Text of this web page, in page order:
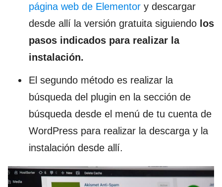
página web de Elementor y descargar
desde allí la versión gratuita siguiendo los
pasos indicados para realizar la
instalación.
El segundo método es realizar la
búsqueda del plugin en la sección de
búsqueda desde el menú de tu cuenta de
WordPress para realizar la descarga y la
instalación desde allí.